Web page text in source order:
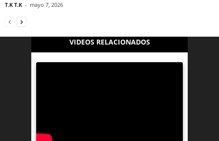
T.K T.K - mayo 7, 2026
VIDEOS RELACIONADOS